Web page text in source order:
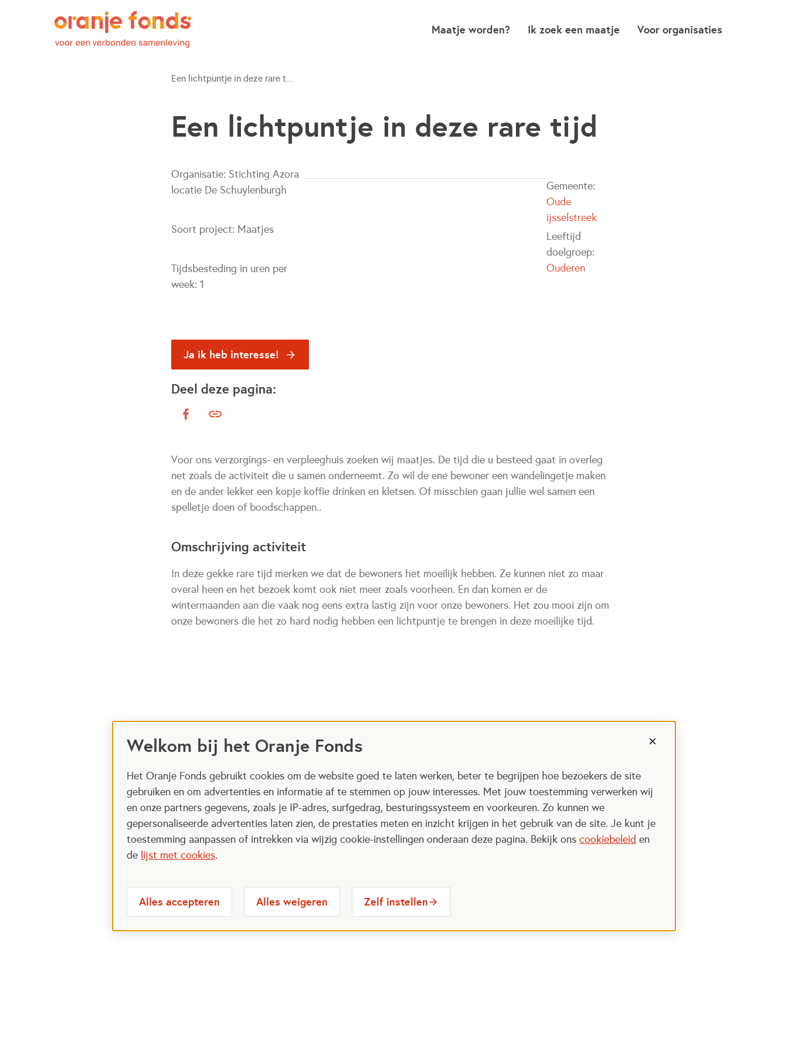
Welkom bij het Oranje Fonds
Het Oranje Fonds gebruikt cookies om de website goed te laten werken, beter te begrijpen hoe bezoekers de site
gebruiken en om advertenties en informatie af te stemmen op jouw interesses. Met jouw toestemming verwerken wij
en onze partners gegevens, zoals je IP-adres, surfgedrag, besturingssysteem en voorkeuren. Zo kunnen we
gepersonaliseerde advertenties laten zien, de prestaties meten en inzicht krijgen in het gebruik van de site. Je kunt je
toestemming aanpassen of intrekken via wijzig cookie-instellingen onderaan deze pagina. Bekijk ons cookiebeleid en
de lijst met cookies.
Alles accepteren Alles weigeren Zelf instellen
Maatje worden? Ik zoek een maatje Voor organisaties
Een lichtpuntje in deze rare t...
Een lichtpuntje in deze rare tijd
Organisatie: Stichting Azora
locatie De Schuylenburgh
Soort project: Maatjes
Tijdsbesteding in uren per
week: 1
Gemeente:
Oude
ijsselstreek
Leeftijd
doelgroep:
Ouderen
Ja ik heb interesse!
Deel deze pagina:
Voor ons verzorgings- en verpleeghuis zoeken wij maatjes. De tijd die u besteed gaat in overleg
net zoals de activiteit die u samen onderneemt. Zo wil de ene bewoner een wandelingetje maken
en de ander lekker een kopje koffie drinken en kletsen. Of misschien gaan jullie wel samen een
spelletje doen of boodschappen..
Omschrijving activiteit
In deze gekke rare tijd merken we dat de bewoners het moeilijk hebben. Ze kunnen niet zo maar
overal heen en het bezoek komt ook niet meer zoals voorheen. En dan komen er de
wintermaanden aan die vaak nog eens extra lastig zijn voor onze bewoners. Het zou mooi zijn om
onze bewoners die het zo hard nodig hebben een lichtpuntje te brengen in deze moeilijke tijd.